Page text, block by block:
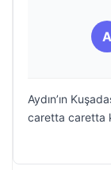
A
Aydın’ın
caretta caretta